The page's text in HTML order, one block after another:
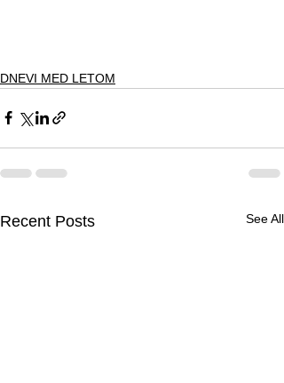
DNEVI MED LETOM
Recent Posts See All